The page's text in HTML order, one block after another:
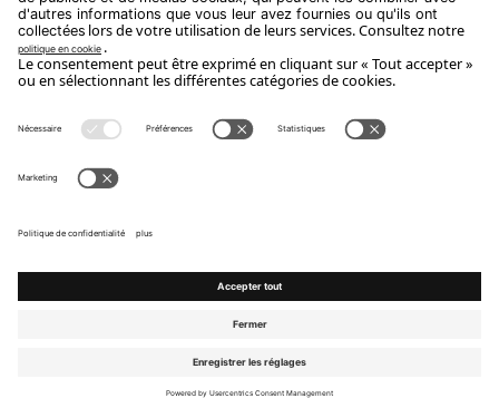
Copyright Flou 2026
Modifier les paramètres de confidentialité